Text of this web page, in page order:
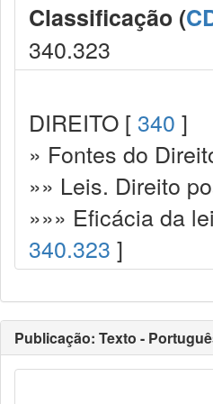
Classificação (
340.323
DIREITO [ 340 ]
» Fontes do
»» Leis. Direito
»»» Eficácia da
340.323 ]
Publicação: Texto -